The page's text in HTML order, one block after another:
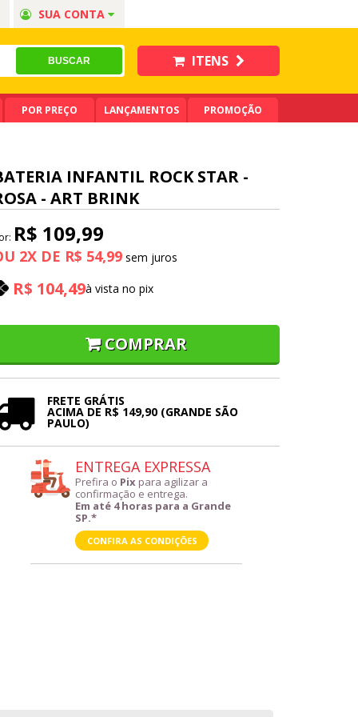
SUA CONTA
ITENS
POR PREÇO LANÇAMENTOS PROMOÇÃO
INFANTIL ROCK STAR -
- ART BRINK
R$ 109,99
2X DE R$ 54,99
R$ 104,49à vista no pix
COMPRAR
FRETE GRÁTIS
ACIMA DE R$ 149,90 (GRANDE SÃO
PAULO)
ENTREGA EXPRESSA
Prefira o Pix para agilizar a
confirmação e entrega.
Em até 4 horas para a Grande
SP.*
CONFIRA AS CONDIÇÕES